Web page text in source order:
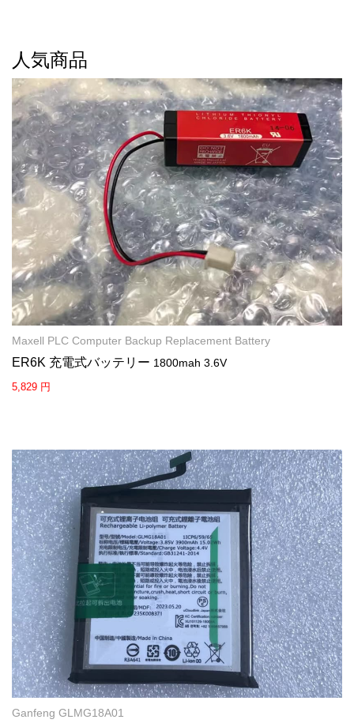
人気商品
Maxell PLC Computer Backup Replacement Battery
ER6K 充電式バッテリー 1800mah 3.6V
5,829 円
Ganfeng GLMG18A01